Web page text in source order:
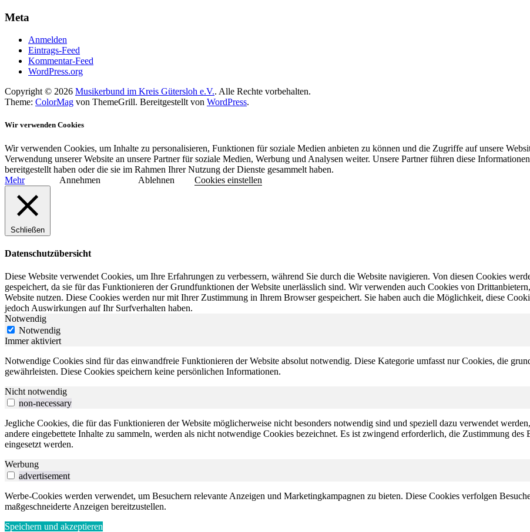
Meta
Anmelden
Eintrags-Feed
Kommentar-Feed
WordPress.org
Copyright © 2026 Musikerbund im Kreis Gütersloh e.V.. Alle Rechte vorbehalten.
Theme: ColorMag von ThemeGrill. Bereitgestellt von WordPress.
Wir verwenden Cookies
Wir verwenden Cookies, um Inhalte zu personalisieren, Funktionen für soziale Medien anbieten zu können und die Zugriffe auf unsere
Verwendung unserer Website an unsere Partner für soziale Medien, Werbung und Analysen weiter. Unsere Partner führen diese
bereitgestellt haben oder die sie im Rahmen Ihrer Nutzung der Dienste gesammelt haben.
Mehr
Annehmen Ablehnen Cookies einstellen
Schließen
Datenschutzübersicht
Diese Website verwendet Cookies, um Ihre Erfahrungen zu verbessern, während Sie durch die Website navigieren. Von diesen Cookies
gespeichert, da sie für das Funktionieren der Grundfunktionen der Website unerlässlich sind. Wir verwenden auch Cookies von
Website nutzen. Diese Cookies werden nur mit Ihrer Zustimmung in Ihrem Browser gespeichert. Sie haben auch die Möglichkeit, diese
jedoch Auswirkungen auf Ihr Surfverhalten haben.
Notwendig
Notwendig
Immer aktiviert
Notwendige Cookies sind für das einwandfreie Funktionieren der Website absolut notwendig. Diese Kategorie umfasst nur Cookies, die
gewährleisten. Diese Cookies speichern keine persönlichen Informationen.
Nicht notwendig
non-necessary
Jegliche Cookies, die für das Funktionieren der Website möglicherweise nicht besonders notwendig sind und speziell dazu verwendet
andere eingebettete Inhalte zu sammeln, werden als nicht notwendige Cookies bezeichnet. Es ist zwingend erforderlich, die Zustimmung
eingesetzt werden.
Werbung
advertisement
Werbe-Cookies werden verwendet, um Besuchern relevante Anzeigen und Marketingkampagnen zu bieten. Diese Cookies verfolgen
maßgeschneiderte Anzeigen bereitzustellen.
Speichern und akzeptieren